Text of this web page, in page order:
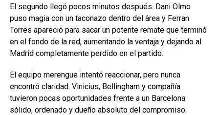
El segundo llegó pocos minutos después. Dani Olmo
puso magia con un taconazo dentro del área y Ferran
Torres apareció para sacar un potente remate que terminó
en el fondo de la red, aumentando la ventaja y dejando al
Madrid completamente perdido en el partido.
El equipo merengue intentó reaccionar, pero nunca
encontró claridad. Vinicius, Bellingham y compañía
tuvieron pocas oportunidades frente a un Barcelona
sólido, ordenado y dueño absoluto del compromiso.